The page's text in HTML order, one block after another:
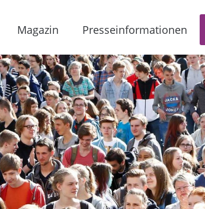
Magazin Presseinformationen